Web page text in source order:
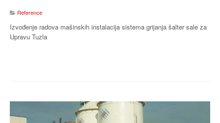
Reference
Izvođenje radova mašinskih instalacija sistema grijanja šalter sale za
Upravu Tuzla